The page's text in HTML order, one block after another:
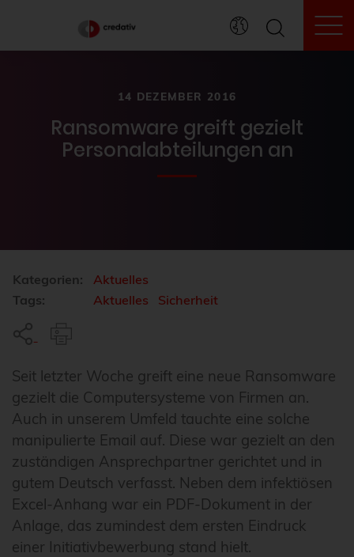
14 DEZEMBER 2016
Ransomware greift gezielt
Personalabteilungen an
Kategorien:
Aktuelles
Tags:
Aktuelles Sicherheit
Seit letzter Woche greift eine neue Ransomware
gezielt die Computersysteme von Firmen an.
Auch in unserem Umfeld tauchte eine solche
manipulierte Email auf. Diese war gezielt an den
zuständigen Ansprechpartner gerichtet und in
gutem Deutsch verfasst. Neben dem infektiösen
Excel-Anhang war ein PDF-Dokument in der
Anlage, das zumindest dem ersten Eindruck
einer Initiativbewerbung stand hielt.